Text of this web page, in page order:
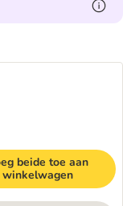
beide toe aan
winkelwagen